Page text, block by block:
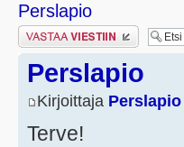
Perslapio
Lähetä vastaus
Perslapio
Kirjoittaja Perslapio
Terve!